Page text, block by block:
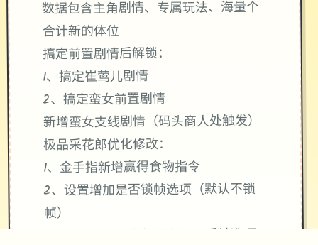
数据包含主角剧情、专属玩法、海量个
合计新的体位
搞定前置剧情后解锁：
1、搞定崔莺儿剧情
2、搞定蛮女前置剧情
新增蛮女支线剧情（码头商人处触发）
极品采花郎优化修改：
1、金手指新增赢得食物指令
2、设置增加是否锁帧选项（默认不锁
帧）
3、设置增加摄像机纵向操作反转选项